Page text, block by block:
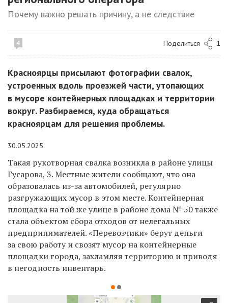
Почему важно решать причину, а не следствие
4 Поделиться 1
Красноярцы присылают фотографии свалок,
устроенных вдоль проезжей части, утопающих
в мусоре контейнерных площадках и территории
вокруг. Разбираемся, куда обращаться
красноярцам для решения проблемы.
30.05.2025
Такая рукотворная свалка возникла в районе улицы
Гусарова, 3. Местные жители сообщают, что она
образовалась из-за автомобилей, регулярно
разгружающих мусор в этом месте. Контейнерная
площадка на той же улице в районе дома № 50 также
стала объектом сбора отходов от нелегальных
предпринимателей. «Перевозчики» берут деньги
за свою работу и свозят мусор на контейнерные
площадки города, захламляя территорию и приводя
в негодность инвентарь.